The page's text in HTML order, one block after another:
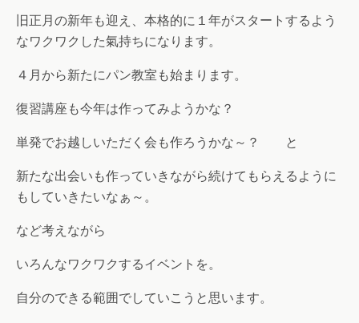
旧正月の新年も迎え、本格的に１年がスタートするよう
なワクワクした氣持ちになります。
４月から新たにパン教室も始まります。
復習講座も今年は作ってみようかな？
単発でお越しいただく会も作ろうかな～？ と
新たな出会いも作っていきながら続けてもらえるように
もしていきたいなぁ～。
など考えながら
いろんなワクワクするイベントを。
自分のできる範囲でしていこうと思います。